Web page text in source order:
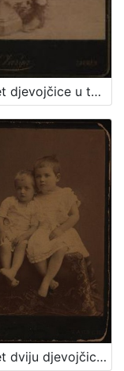
Portret djevojčice u tamnoj haljinici / [Gjuro Varga] / [izradio fotografski atelier] G. & I. Varga
Portret dviju djevojčica u bijelim haljinicama / [Gjuro Varga] ; [izradio fotografski atelijer] G. & I. Varga